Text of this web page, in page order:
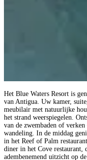
Het Blue Waters Resort is
van Antigua. Uw kamer,
meubilair met natuurlijke
het strand weerspiegelen.
van de zwembaden of
wandeling. In de middag
in het Reef of Palm
diner in het Cove restaurant,
adembenemend uitzicht op